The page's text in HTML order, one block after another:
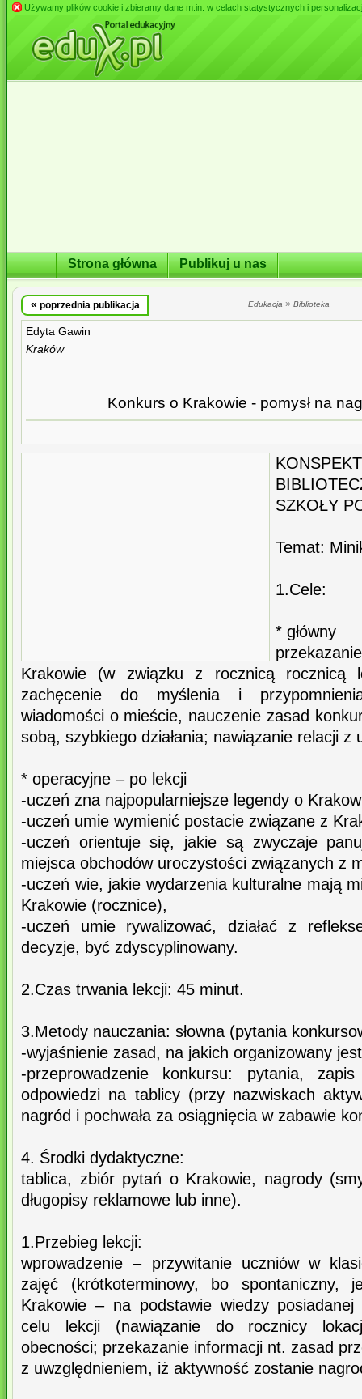
Używamy plików cookie i zbieramy dane m.in. w celach statystycznych i
Strona główna Publikuj u nas
« poprzednia publikacja Edukacja » Biblioteka
Edyta Gawin
Kraków
Konkurs o Krakowie - pomysł na
SZKOŁY
Temat:
1.Cele:
* główny
Krakowie (w związku z rocznicą rocznicą
zachęcenie do myślenia i
wiadomości o mieście, nauczenie zasad
sobą, szybkiego działania; nawiązanie relacji z
* operacyjne – po lekcji
-uczeń zna najpopularniejsze legendy o
-uczeń umie wymienić postacie związane z
-uczeń orientuje się, jakie są zwyczaje
miejsca obchodów uroczystości związanych z
-uczeń wie, jakie wydarzenia kulturalne mają
Krakowie (rocznice),
-uczeń umie rywalizować, działać z
decyzje, być zdyscyplinowany.
2.Czas trwania lekcji: 45 minut.
3.Metody nauczania: słowna (pytania
-wyjaśnienie zasad, na jakich organizowany
-przeprowadzenie konkursu: pytania,
odpowiedzi na tablicy (przy nazwiskach
nagród i pochwała za osiągnięcia w zabawie
4. Środki dydaktyczne:
tablica, zbiór pytań o Krakowie, nagrody
długopisy reklamowe lub inne).
1.Przebieg lekcji:
wprowadzenie – przywitanie uczniów w
zajęć (krótkoterminowy, bo spontaniczny,
Krakowie – na podstawie wiedzy
celu lekcji (nawiązanie do rocznicy
obecności; przekazanie informacji nt. zasad
z uwzględnieniem, iż aktywność zostanie